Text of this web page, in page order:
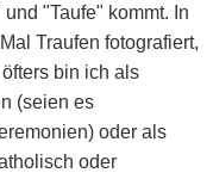
"Taufe" kommt. In
Traufen fotografiert,
bin ich als
(seien es
oder als
oder